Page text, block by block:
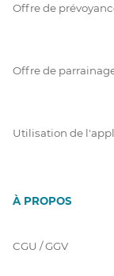
Offre de
Offre de
Utilisation de
À PROPOS
CGU / GGV